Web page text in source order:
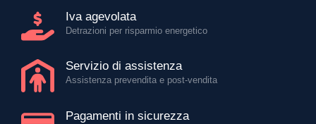
Iva agevolata
Detrazioni per risparmio energetico
Servizio di assistenza
Assistenza prevendita e post-vendita
Pagamenti in sicurezza